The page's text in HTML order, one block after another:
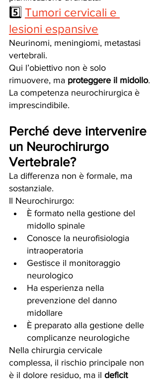
5️⃣ Tumori cervicali e
lesioni espansive
Neurinomi, meningiomi, metastasi
vertebrali.
Qui l’obiettivo non è solo
rimuovere, ma proteggere il midollo.
La competenza neurochirurgica è
imprescindibile.
Perché deve intervenire
un Neurochirurgo
Vertebrale?
La differenza non è formale, ma
sostanziale.
Il Neurochirurgo:
È formato nella gestione del
midollo spinale
Conosce la neurofisiologia
intraoperatoria
Gestisce il monitoraggio
neurologico
Ha esperienza nella
prevenzione del danno
midollare
È preparato alla gestione delle
complicanze neurologiche
Nella chirurgia cervicale
complessa, il rischio principale non
è il dolore residuo, ma il deficit